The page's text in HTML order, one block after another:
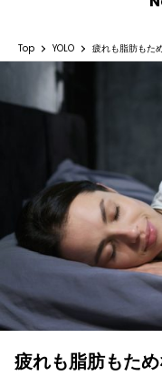
Top YOLO 疲れも脂肪もた
疲れも脂肪もた